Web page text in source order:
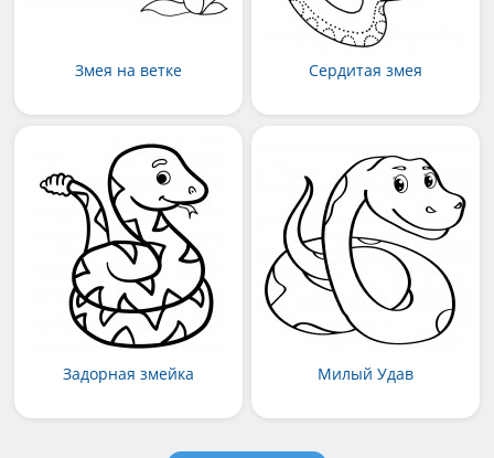
Змея на ветке Сердитая змея
Задорная змейка Милый Удав